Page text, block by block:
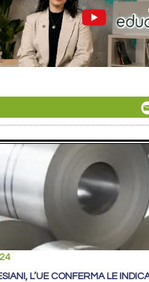
L’UE CONFERMA LE